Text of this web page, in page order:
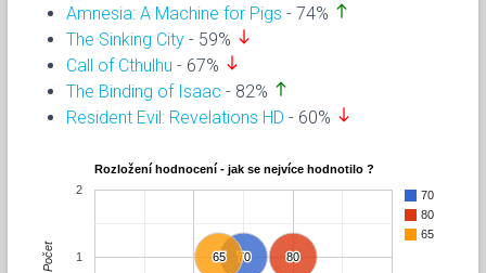
Amnesia: A Machine for Pigs - 74% north
The Sinking City - 59% south
Call of Cthulhu - 67% south
The Binding of Isaac - 82% north
Resident Evil: Revelations HD - 60% south
Rozložení hodnocení - jak se nejvíce hodnotilo ?
70
80
65
70
70 80
80
65
65
1
2
Počet